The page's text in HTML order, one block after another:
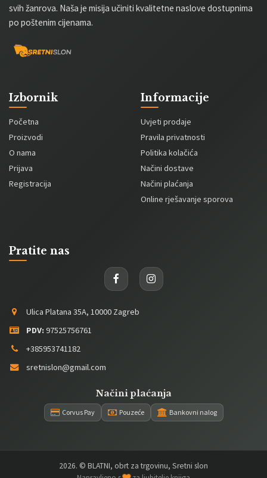
svih žanrova. Naša je misija učiniti kvalitetne naslove dostupnima
po poštenim cijenama.
Izbornik
Početna
Proizvodi
O nama
Prijava
Registracija
Informacije
Uvjeti prodaje
Pravila privatnosti
Politika kolačića
Načini dostave
Načini plaćanja
Online rješavanje sporova
Pratite nas
Ulica Platana 35A, 10000 Zagreb
PDV: 97525756761
+385953741182
sretnislon@gmail.com
Načini plaćanja
Corvus Pay Pouzeće Bankovni nalog
2026. © BLATNI, obrt za trgovinu, Sretni slon